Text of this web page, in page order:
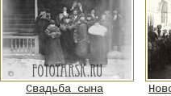
Свадьба сына